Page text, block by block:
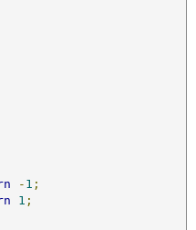
- 1 ;
1 ;